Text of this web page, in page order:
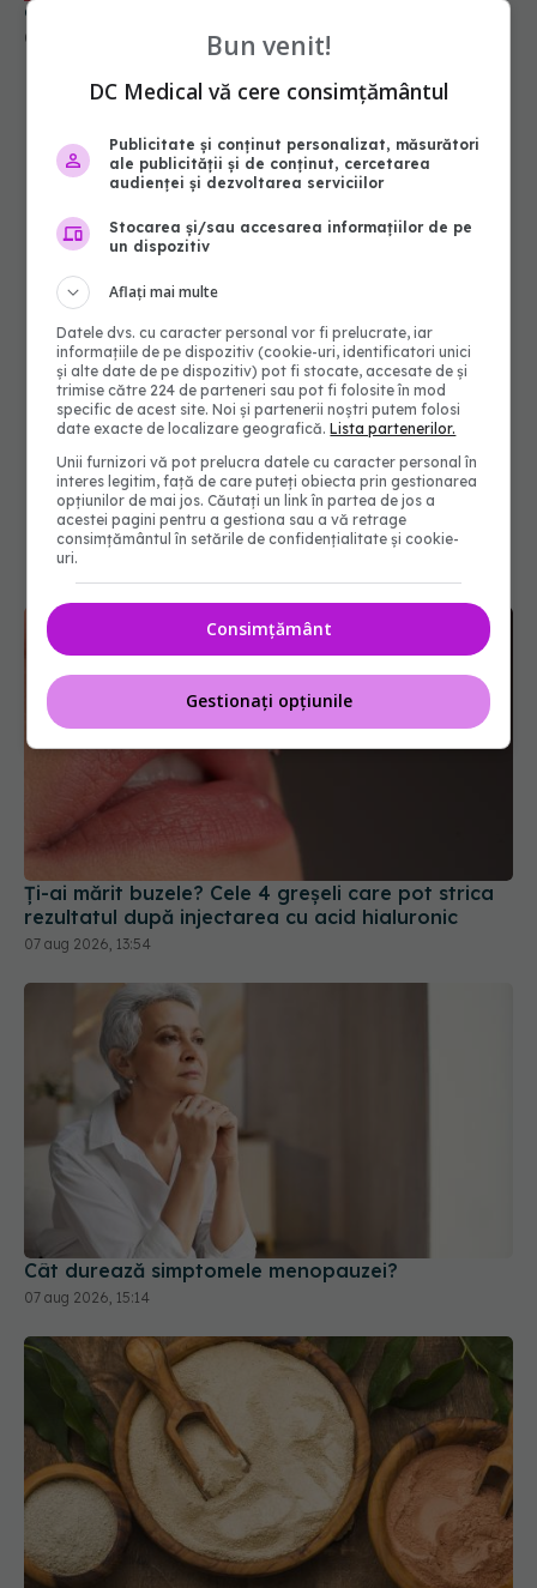
Ți-ai mărit buzele? Cele 4 greșeli care pot strica
rezultatul după injectarea cu acid hialuronic
07 aug 2026, 13:54
Cât durează simptomele menopauzei?
07 aug 2026, 15:14
Ashwagandha: 4 efecte adverse potențial grave
07 aug 2026, 11:03
Bun venit!
DC Medical vă cere consimțământul
Publicitate și conținut personalizat, măsurători
ale publicității și de conținut, cercetarea
audienței și dezvoltarea serviciilor
Stocarea și/sau accesarea informațiilor de pe
un dispozitiv
Aflați mai multe
Datele dvs. cu caracter personal vor fi prelucrate, iar
informațiile de pe dispozitiv (cookie-uri, identificatori unici
și alte date de pe dispozitiv) pot fi stocate, accesate de și
trimise către 224 de parteneri sau pot fi folosite în mod
specific de acest site. Noi și partenerii noștri putem folosi
date exacte de localizare geografică.Lista partenerilor.
Unii furnizori vă pot prelucra datele cu caracter personal în
interes legitim, față de care puteți obiecta prin gestionarea
opțiunilor de mai jos. Căutați un link în partea de jos a
acestei pagini pentru a gestiona sau a vă retrage
consimțământul în setările de confidențialitate și cookie-
uri.
Consimțământ
Gestionați opțiunile